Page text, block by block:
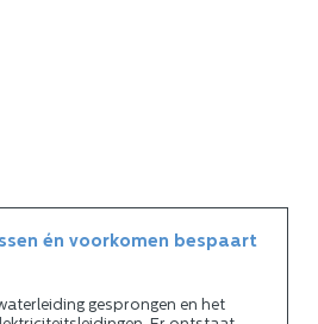
én voorkomen bespaart
gesprongen en het